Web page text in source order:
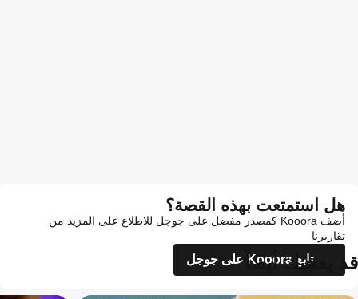
هل استمتعت بهذه القصة؟
أضف Kooora كمصدر مفضل على جوجل للاطلاع على المزيد من
تقاريرنا
تابع Kooora على جوجل
قد يعجبك أيضاً